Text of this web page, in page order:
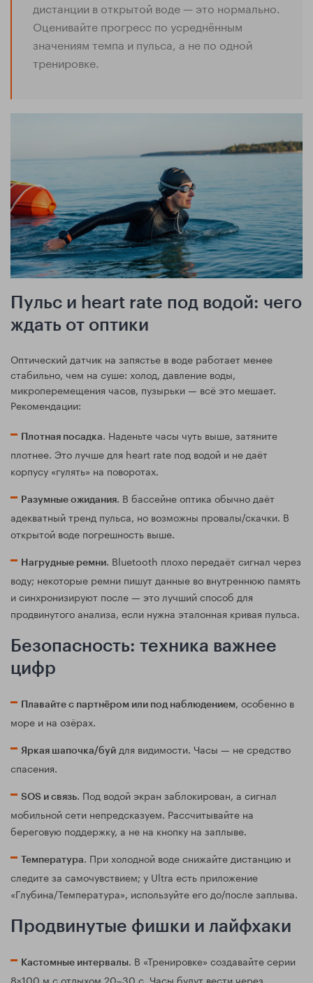
дистанции в открытой воде — это нормально.
Оценивайте прогресс по усреднённым
значениям темпа и пульса, а не по одной
тренировке.
Пульс и heart rate под водой: чего
ждать от оптики
Оптический датчик на запястье в воде работает менее
стабильно, чем на суше: холод, давление воды,
микроперемещения часов, пузырьки — всё это мешает.
Рекомендации:
Плотная посадка. Наденьте часы чуть выше, затяните
плотнее. Это лучше для heart rate под водой и не даёт
корпусу «гулять» на поворотах.
Разумные ожидания. В бассейне оптика обычно даёт
адекватный тренд пульса, но возможны провалы/скачки. В
открытой воде погрешность выше.
Нагрудные ремни. Bluetooth плохо передаёт сигнал через
воду; некоторые ремни пишут данные во внутреннюю память
и синхронизируют после — это лучший способ для
продвинутого анализа, если нужна эталонная кривая пульса.
Безопасность: техника важнее
цифр
Плавайте с партнёром или под наблюдением, особенно в
море и на озёрах.
Яркая шапочка/буй для видимости. Часы — не средство
спасения.
SOS и связь. Под водой экран заблокирован, а сигнал
мобильной сети непредсказуем. Рассчитывайте на
береговую поддержку, а не на кнопку на заплыве.
Температура. При холодной воде снижайте дистанцию и
следите за самочувствием; у Ultra есть приложение
«Глубина/Температура», используйте его до/после заплыва.
Продвинутые фишки и лайфхаки
Кастомные интервалы. В «Тренировке» создавайте серии
8×100 м с отдыхом 20–30 с. Часы будут вести через